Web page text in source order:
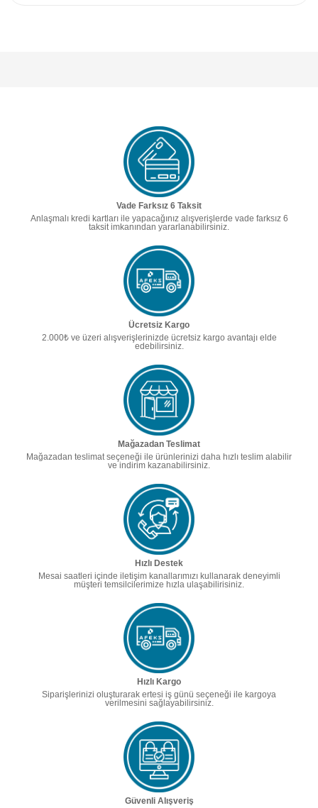
Vade Farksız 6 Taksit
Anlaşmalı kredi kartları ile yapacağınız alışverişlerde vade farksız 6
taksit imkanından yararlanabilirsiniz.
Ücretsiz Kargo
2.000₺ ve üzeri alışverişlerinizde ücretsiz kargo avantajı elde
edebilirsiniz.
Mağazadan Teslimat
Mağazadan teslimat seçeneği ile ürünlerinizi daha hızlı teslim alabilir
ve indirim kazanabilirsiniz.
Hızlı Destek
Mesai saatleri içinde iletişim kanallarımızı kullanarak deneyimli
müşteri temsilcilerimize hızla ulaşabilirisiniz.
Hızlı Kargo
Siparişlerinizi oluşturarak ertesi iş günü seçeneği ile kargoya
verilmesini sağlayabilirsiniz.
Güvenli Alışveriş